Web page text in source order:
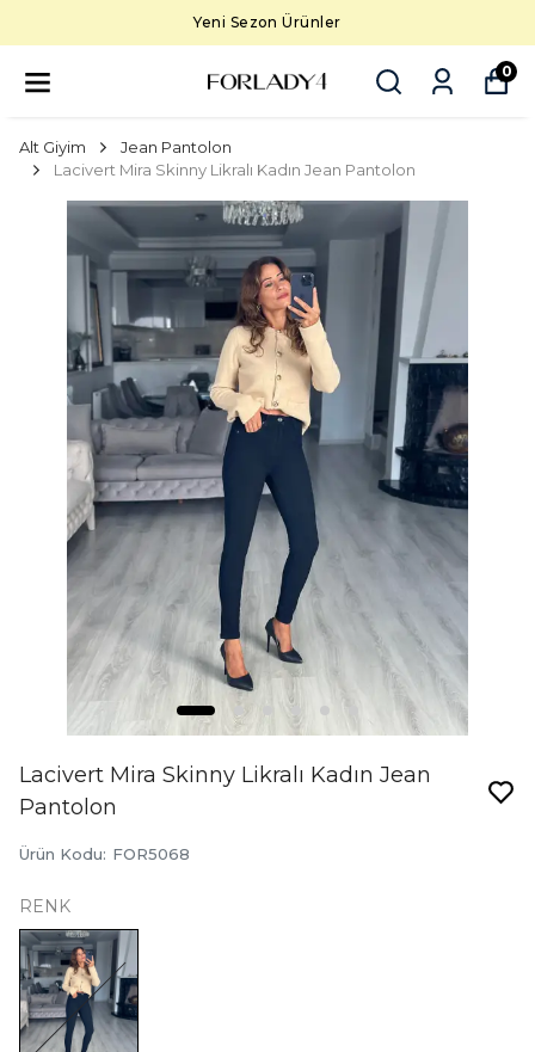
Yeni Sezon Ürünler
0
Alt Giyim
Jean Pantolon
Lacivert Mira Skinny Likralı Kadın Jean Pantolon
Lacivert Mira Skinny Likralı Kadın Jean
Pantolon
Ürün Kodu: FOR5068
RENK